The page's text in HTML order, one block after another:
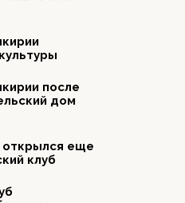
после
дом
еще
клуб